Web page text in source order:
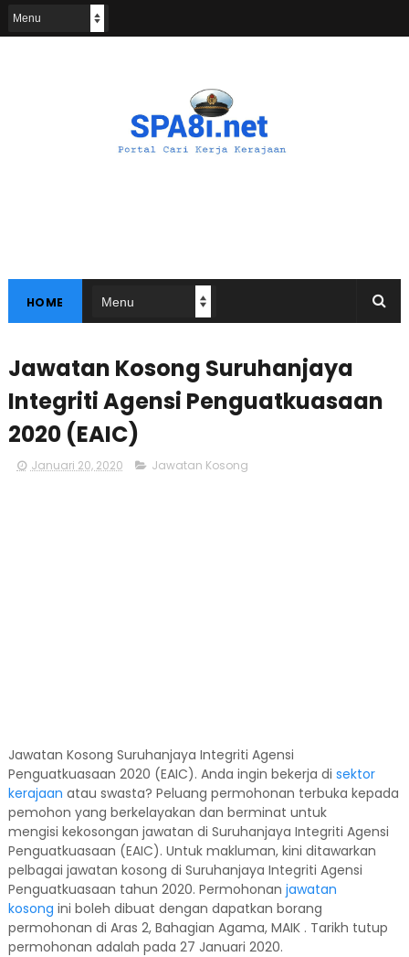
HOME
Jawatan Kosong Suruhanjaya
Integriti Agensi Penguatkuasaan
2020 (EAIC)
Januari 20, 2020 Jawatan Kosong
Jawatan Kosong Suruhanjaya Integriti Agensi
Penguatkuasaan 2020 (EAIC). Anda ingin bekerja di sektor
kerajaan atau swasta? Peluang permohonan terbuka kepada
pemohon yang berkelayakan dan berminat untuk
mengisi kekosongan jawatan di Suruhanjaya Integriti Agensi
Penguatkuasaan (EAIC). Untuk makluman, kini ditawarkan
pelbagai jawatan kosong di Suruhanjaya Integriti Agensi
Penguatkuasaan tahun 2020. Permohonan jawatan
kosong ini boleh dibuat dengan dapatkan borang
permohonan di Aras 2, Bahagian Agama, MAIK . Tarikh tutup
permohonan adalah pada 27 Januari 2020.